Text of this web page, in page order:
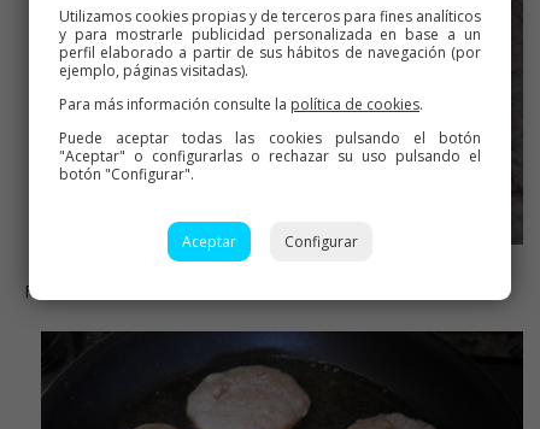
FILETES ANTES DE FREÍR
Utilizamos cookies propias y de terceros para fines analíticos
y para mostrarle publicidad personalizada en base a un
perfil elaborado a partir de sus hábitos de navegación (por
ejemplo, páginas visitadas).
Para más información consulte la política de cookies.
Puede aceptar todas las cookies pulsando el botón
"Aceptar" o configurarlas o rechazar su uso pulsando el
botón "Configurar".
Aceptar Configurar